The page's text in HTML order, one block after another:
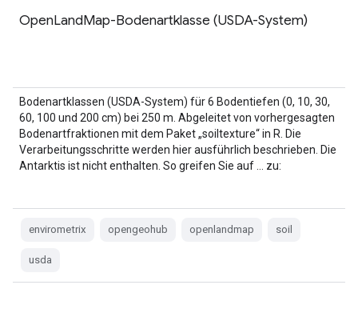
OpenLandMap-Bodenartklasse (USDA-System)
Bodenartklassen (USDA-System) für 6 Bodentiefen (0, 10, 30,
60, 100 und 200 cm) bei 250 m. Abgeleitet von vorhergesagten
Bodenartfraktionen mit dem Paket „soiltexture“ in R. Die
Verarbeitungsschritte werden hier ausführlich beschrieben. Die
Antarktis ist nicht enthalten. So greifen Sie auf … zu:
envirometrix opengeohub openlandmap soil
usda